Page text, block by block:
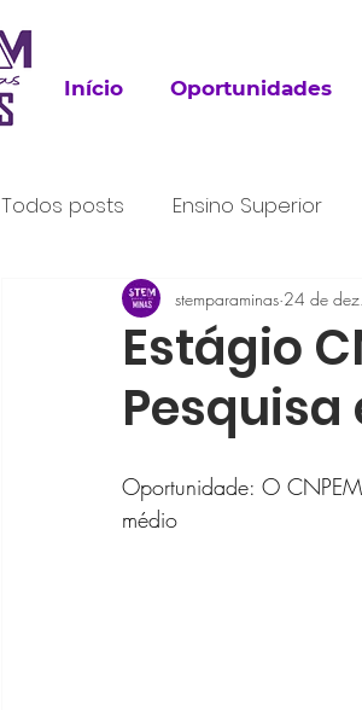
Início Oportunidades
Todos posts Ensino Superior
Para Leitura Trabalho
Estágio
stemparaminas 24 de
Oportunidade: O
médio